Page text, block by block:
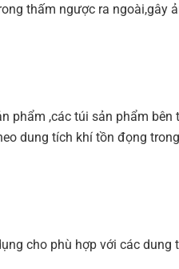
thấm ngược ra ngoài,gây
phẩm ,các túi sản phẩm
dung tích khí tồn đọng
cho phù hợp với các